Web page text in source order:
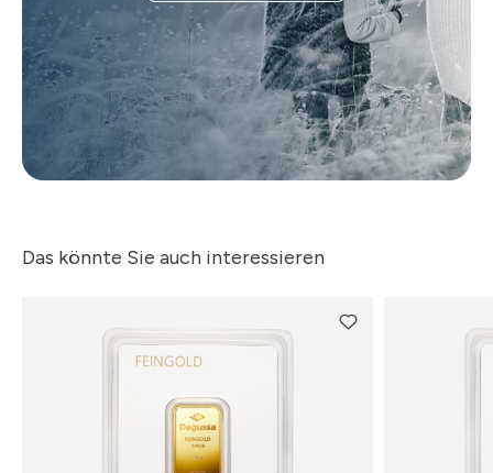
Das könnte Sie auch interessieren